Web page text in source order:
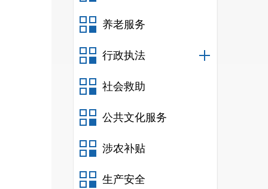
养老服务
行政执法
社会救助
公共文化服务
涉农补贴
生产安全